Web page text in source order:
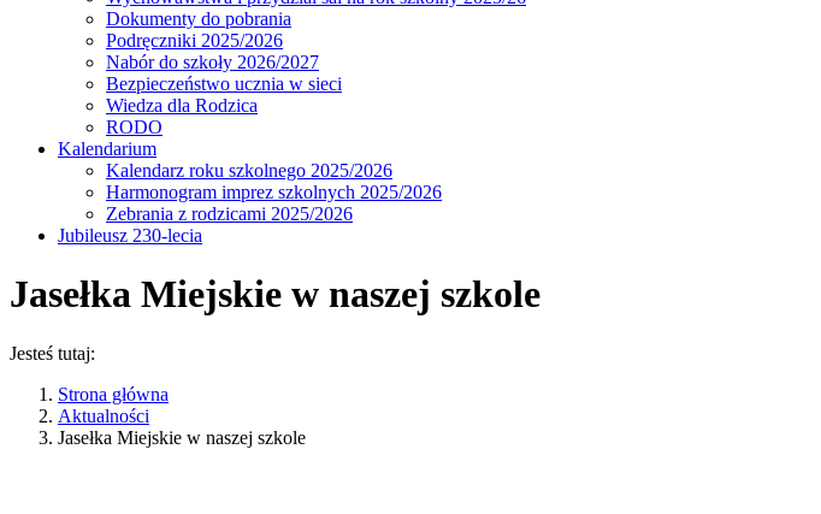
Dokumenty do pobrania
Podręczniki 2025/2026
Nabór do szkoły 2026/2027
Bezpieczeństwo ucznia w sieci
Wiedza dla Rodzica
RODO
Kalendarium
Kalendarz roku szkolnego 2025/2026
Harmonogram imprez szkolnych 2025/2026
Zebrania z rodzicami 2025/2026
Jubileusz 230-lecia
Jasełka Miejskie w naszej szkole
Jesteś tutaj:
Strona główna
Aktualności
Jasełka Miejskie w naszej szkole